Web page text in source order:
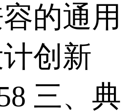
的通用
创新
三、典